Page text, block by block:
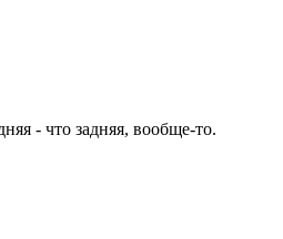
- что задняя, вообще-то.